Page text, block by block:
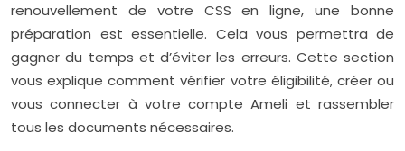
renouvellement de votre CSS en ligne, une bonne
préparation est essentielle. Cela vous permettra de
gagner du temps et d’éviter les erreurs. Cette section
vous explique comment vérifier votre éligibilité, créer ou
vous connecter à votre compte Ameli et rassembler
tous les documents nécessaires.